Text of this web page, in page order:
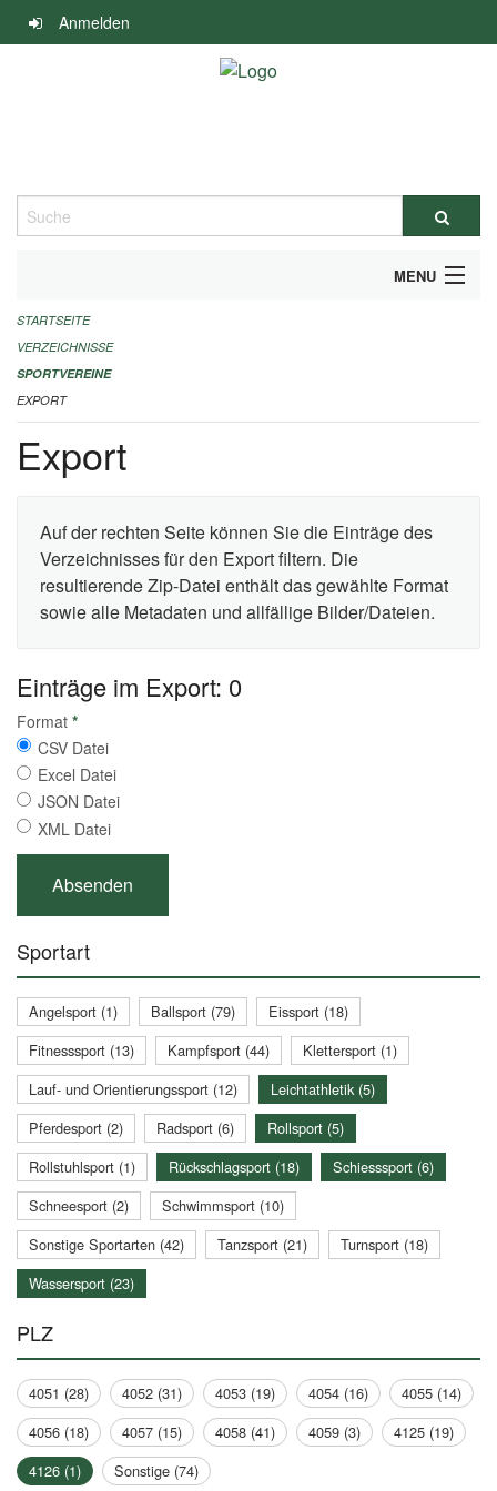
Navigation
überspringen
Anmelden
Suche
MENU
ALLGEMEINE INFORMATIONEN
FINANZIELLE UNTERSTÜTZUNG BENÖTIGT?
KONTAKT
STARTSEITE
VERZEICHNISSE
SPORTVEREINE
EXPORT
Export
Auf der rechten Seite können Sie die Einträge des
Verzeichnisses für den Export filtern. Die
resultierende Zip-Datei enthält das gewählte Format
sowie alle Metadaten und allfällige Bilder/Dateien.
Einträge im Export: 0
Format *
CSV Datei
Excel Datei
JSON Datei
XML Datei
Sportart
Angelsport (1) Ballsport (79)
Eissport (18)
Fitnesssport (13)
Kampfsport (44)
Klettersport (1)
Lauf- und Orientierungssport (12)
Leichtathletik (5)
Pferdesport (2)
Radsport (6)
Rollsport (5)
Rollstuhlsport (1)
Rückschlagsport (18)
Schiesssport (6)
Schneesport (2)
Schwimmsport (10)
Sonstige Sportarten (42)
Tanzsport (21)
Turnsport (18)
Wassersport (23)
PLZ
4051 (28) 4052 (31) 4053 (19) 4054 (16)
4055 (14)
4056 (18)
4057 (15) 4058 (41) 4059 (3)
4125 (19)
4126 (1)
Sonstige (74)